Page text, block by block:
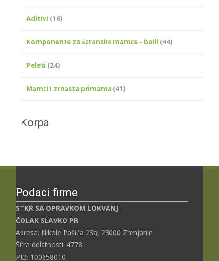
Aditivi (16)
Komponente za šaranske mamce - boili (44)
Peleti (24)
Mamci i zrnasta primama (41)
Korpa
Podaci firme
STKR SA OPRAVKOM LOKVANJ
ČOLAK SLAVKO PR
Adresa: Nikole Pašića 23a, 23000 Zrenjanin
Šifra delatnosti: 4778
PIB: 100658010